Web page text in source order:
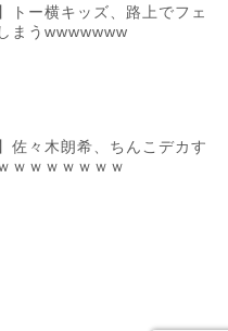
トー横キッズ、路上でフェ
まうwwwwwww
佐々木朗希、ちんこデカす
ｗｗｗｗｗｗｗ